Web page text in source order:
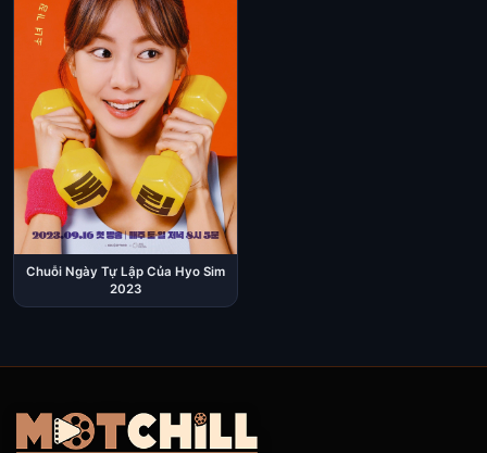
Chuỗi Ngày Tự Lập Của Hyo Sim
2023